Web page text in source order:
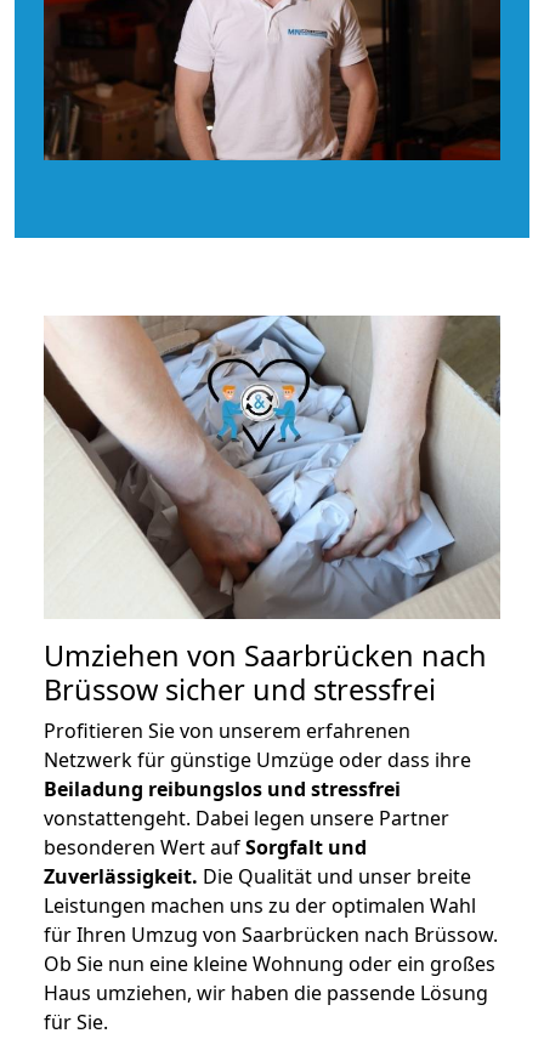
Umziehen von Saarbrücken nach
Brüssow sicher und stressfrei
Profitieren Sie von unserem erfahrenen
Netzwerk für günstige Umzüge oder dass ihre
Beiladung reibungslos und stressfrei
vonstattengeht. Dabei legen unsere Partner
besonderen Wert aufSorgfalt und
Zuverlässigkeit. Die Qualität und unser breite
Leistungen machen uns zu der optimalen Wahl
für Ihren Umzug von Saarbrücken nach Brüssow.
Ob Sie nun eine kleine Wohnung oder ein großes
Haus umziehen, wir haben die passende Lösung
für Sie.